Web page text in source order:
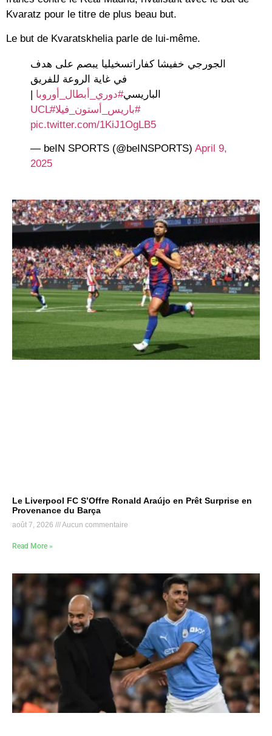
Kvaratz pour le titre de plus beau but.
Le but de Kvaratskhelia parle de lui-même.
الجورجي خفيشا كفاراتسخيليا يبصم على هدف
في غاية الروعة للفريق
الباريسي#دوري_أبطال_أوروبا |
#باريس_أستون_فيلا#UCL
pic.twitter.com/1KiJ1OgLB5
— beIN SPORTS (@beINSPORTS) April 9,
2025
Le Liverpool FC S’Offre Ronald Araújo en Prêt Surprise en
Provenance du Barça
août 7, 2026 Aucun commentaire
Read More »